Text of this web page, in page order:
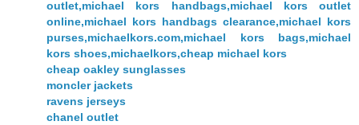
outlet,michael kors handbags,michael kors outlet
online,michael kors handbags clearance,michael kors
purses,michaelkors.com,michael kors bags,michael
kors shoes,michaelkors,cheap michael kors
cheap oakley sunglasses
moncler jackets
ravens jerseys
chanel outlet